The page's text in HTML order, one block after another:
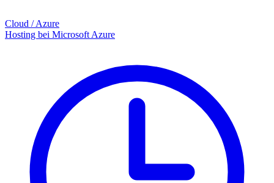
Cloud / Azure
Hosting bei Microsoft Azure